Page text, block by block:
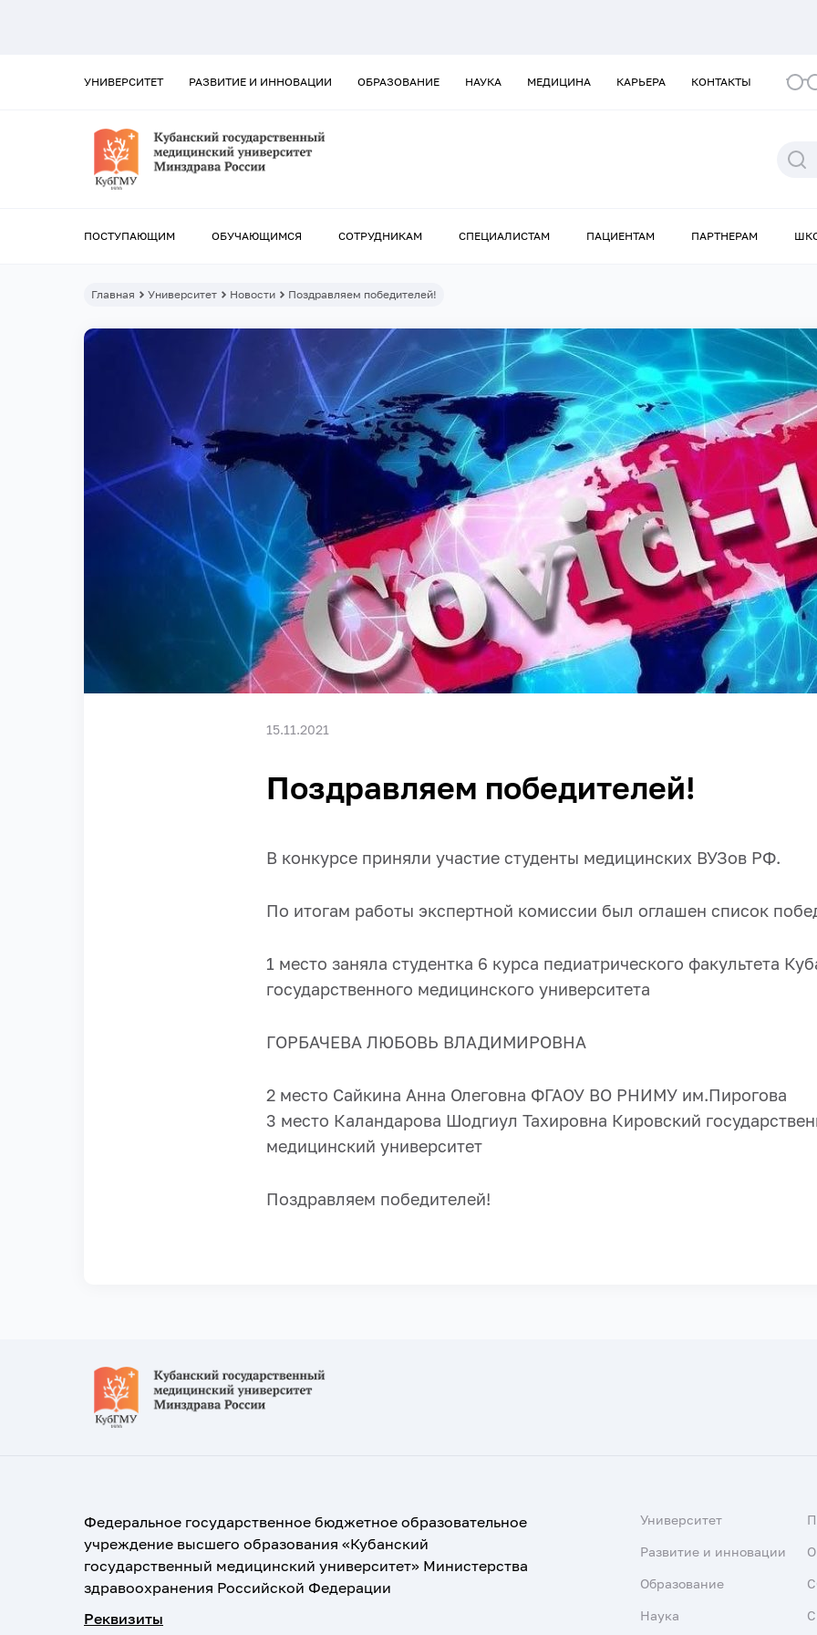
УНИВЕРСИТЕТ РАЗВИТИЕ И ИННОВАЦИИ ОБРАЗОВАНИЕ НАУКА МЕДИЦИНА КАРЬЕРА КОНТАКТЫ
ПОСТУПАЮЩИМ ОБУЧАЮЩИМСЯ СОТРУДНИКАМ СПЕЦИАЛИСТАМ ПАЦИЕНТАМ ПАРТНЕРАМ
Главная Университет Новости Поздравляем победителей!
15.11.2021
Поздравляем победителей!
В конкурсе приняли участие студенты медицинских ВУЗов РФ.
По итогам работы экспертной комиссии был оглашен список
1 место заняла студентка 6 курса педиатрического факультета
государственного медицинского университета
ГОРБАЧЕВА ЛЮБОВЬ ВЛАДИМИРОВНА
2 место Сайкина Анна Олеговна ФГАОУ ВО РНИМУ им.Пирогова
3 место Каландарова Шодгиул Тахировна Кировский
медицинский университет
Поздравляем победителей!
Федеральное государственное бюджетное образовательное
учреждение высшего образования «Кубанский
государственный медицинский университет» Министерства
здравоохранения Российской Федерации
Реквизиты
Университет
Развитие и инновации
Образование
Наука